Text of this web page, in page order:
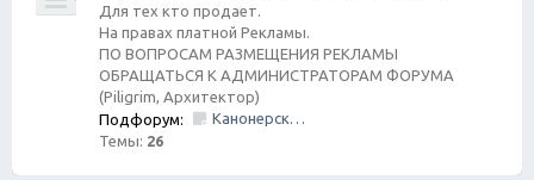
Для тех кто продает.
На правах платной Рекламы.
ПО ВОПРОСАМ РАЗМЕЩЕНИЯ РЕКЛАМЫ
ОБРАЩАТЬСЯ К АДМИНИСТРАТОРАМ ФОРУМА
(Piligrim, Архитектор)
Подфорум:
Канонерский КАСПЕР
Темы: 26